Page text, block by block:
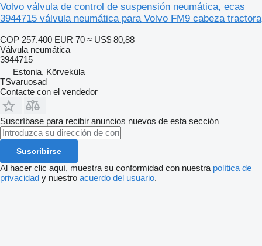
Volvo válvula de control de suspensión neumática, ecas
3944715 válvula neumática para Volvo FM9 cabeza tractora
COP 257.400 EUR 70 ≈ US$ 80,88
Válvula neumática
3944715
Estonia, Kõrveküla
TSvaruosad
Contacte con el vendedor
Suscríbase para recibir anuncios nuevos de esta sección
Suscribirse
Al hacer clic aquí, muestra su conformidad con nuestra política de
privacidad y nuestro acuerdo del usuario.